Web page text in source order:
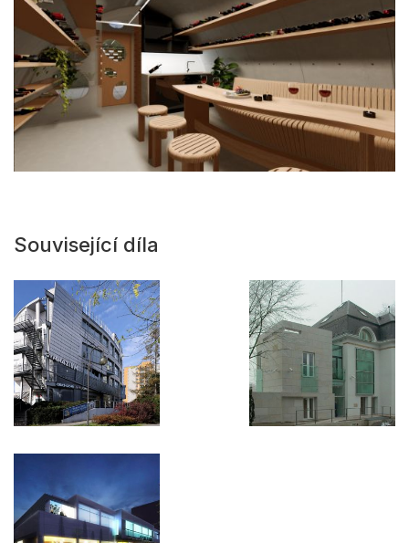
Související díla